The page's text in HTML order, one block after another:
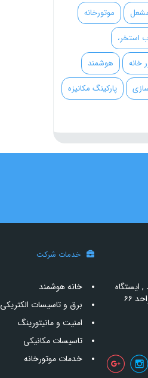
موتورخانه
استخر،
خانه
هوشمند
پارکینگ مکانیزه
, ایستگاه
خدمات شرکت
خانه هوشمند
برق و تاسیسات الکتریکی
امنیت و مانیتورینگ
تاسیسات مکانیکی
خدمات موتورخانه